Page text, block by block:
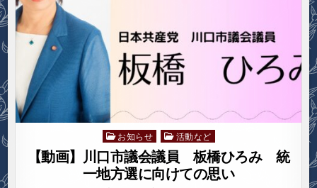
地
方
選
に
向
け
て
い
Posted
in
お知らせ 活動など
【動画】川口市議会議員 板橋ひろみ 統
一地方選に向けての思い